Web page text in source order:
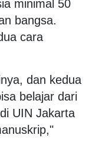
minimal 50
bangsa.
cara
dan kedua
belajar dari
UIN Jakarta